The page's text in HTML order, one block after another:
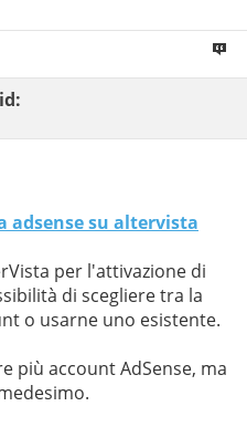
adsense su altervista
per l'attivazione di
di scegliere tra la
o usarne uno esistente.
più account AdSense, ma